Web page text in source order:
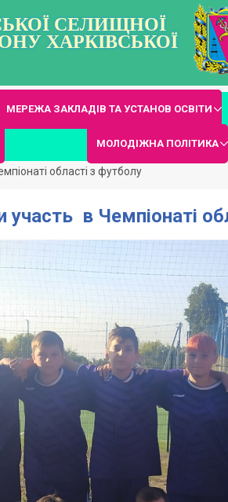
СЕЛИЩНОЇ
ХАРКІВСЬКОЇ
МЕРЕЖА ЗАКЛАДІВ ТА УСТАНОВ ОСВІТИ
МОЛОДІЖНА ПОЛІТИКА
області з футболу
в Чемпіонаті